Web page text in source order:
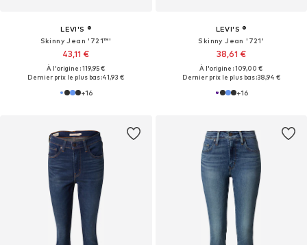
LEVI'S ®
Skinny Jean '721™'
43,11 €
À l'origine : 119,95 €
Dernier prix le plus bas :41,93 €
+16
LEVI'S ®
Skinny Jean '721'
38,61 €
À l'origine : 109,00 €
Dernier prix le plus bas :38,94 €
+16